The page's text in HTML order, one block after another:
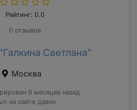
Рейтинг: 0.0
0 отзывов
Светлана"
Москва
9 месяцев назад
на сайте давно